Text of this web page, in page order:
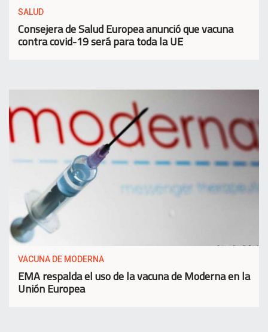
SALUD
Consejera de Salud Europea anunció que vacuna
contra covid-19 será para toda la UE
VACUNA DE MODERNA
EMA respalda el uso de la vacuna de Moderna en la
Unión Europea